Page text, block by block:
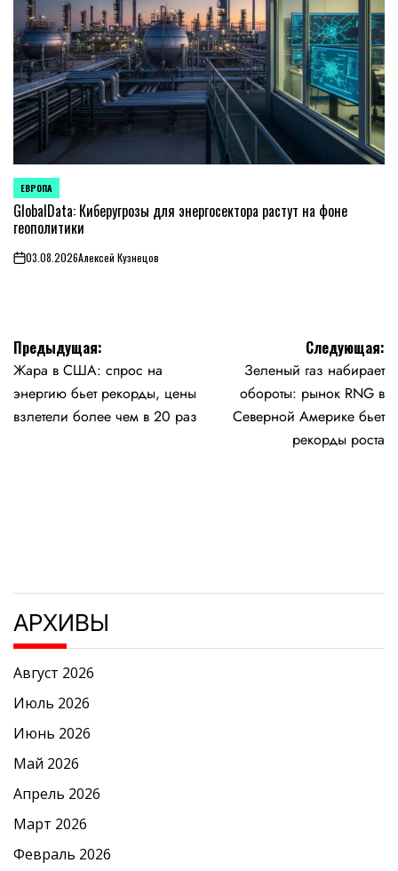
ОПУБЛИКОВАНО
В
ЕВРОПА
GlobalData: Киберугрозы для энергосектора растут на фоне
геополитики
on03.08.2026Алексей Кузнецов
Навигация
по
записям
Предыдущая:
Жара в США: спрос на
энергию бьет рекорды, цены
взлетели более чем в 20 раз
Следующая:
Зеленый газ набирает
обороты: рынок RNG в
Северной Америке бьет
рекорды роста
АРХИВЫ
Август 2026
Июль 2026
Июнь 2026
Май 2026
Апрель 2026
Март 2026
Февраль 2026